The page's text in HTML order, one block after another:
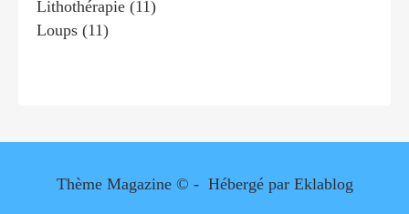
Lithothérapie (11)
Loups (11)
Thème Magazine © - Hébergé par Eklablog